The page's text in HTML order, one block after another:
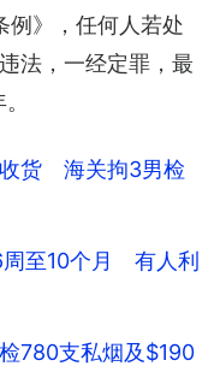
例》，任何人若处
法，一经定罪，最
收货 海关拘3男检
至10个月 有人利
780支私烟及$190